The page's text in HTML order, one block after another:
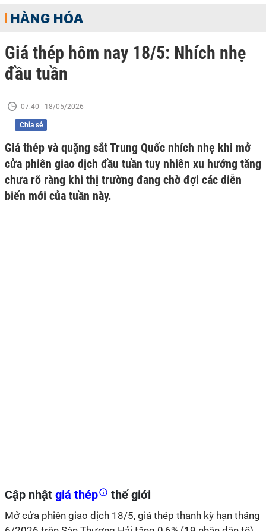
HÀNG HÓA
Giá thép hôm nay 18/5: Nhích nhẹ
đầu tuần
07:40 | 18/05/2026
Chia sẻ
Giá thép và quặng sắt Trung Quốc nhích nhẹ khi mở
cửa phiên giao dịch đầu tuần tuy nhiên xu hướng tăng
chưa rõ ràng khi thị trường đang chờ đợi các diễn
biến mới của tuần này.
Cập nhật giá thép thế giới
Mở cửa phiên giao dịch 18/5, giá thép thanh kỳ hạn tháng